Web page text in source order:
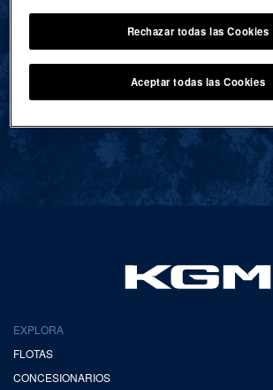
VOLVER AL INICIO
EXPLORA
FLOTAS
CONCESIONARIOS
Rechazar todas las Cookies
Aceptar todas las Cookies